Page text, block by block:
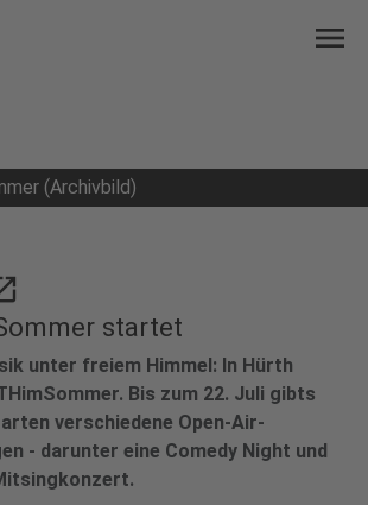
menu
(Archivbild)
startet
unter freiem Himmel: In Hürth
Bis zum 22. Juli gibts
verschiedene Open-Air-
- darunter eine Comedy Night und